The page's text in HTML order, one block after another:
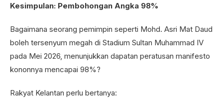
Kesimpulan: Pembohongan Angka 98%
Bagaimana seorang pemimpin seperti Mohd. Asri Mat Daud
boleh tersenyum megah di Stadium Sultan Muhammad IV
pada Mei 2026, menunjukkan dapatan peratusan manifesto
kononnya mencapai 98%?
Rakyat Kelantan perlu bertanya: